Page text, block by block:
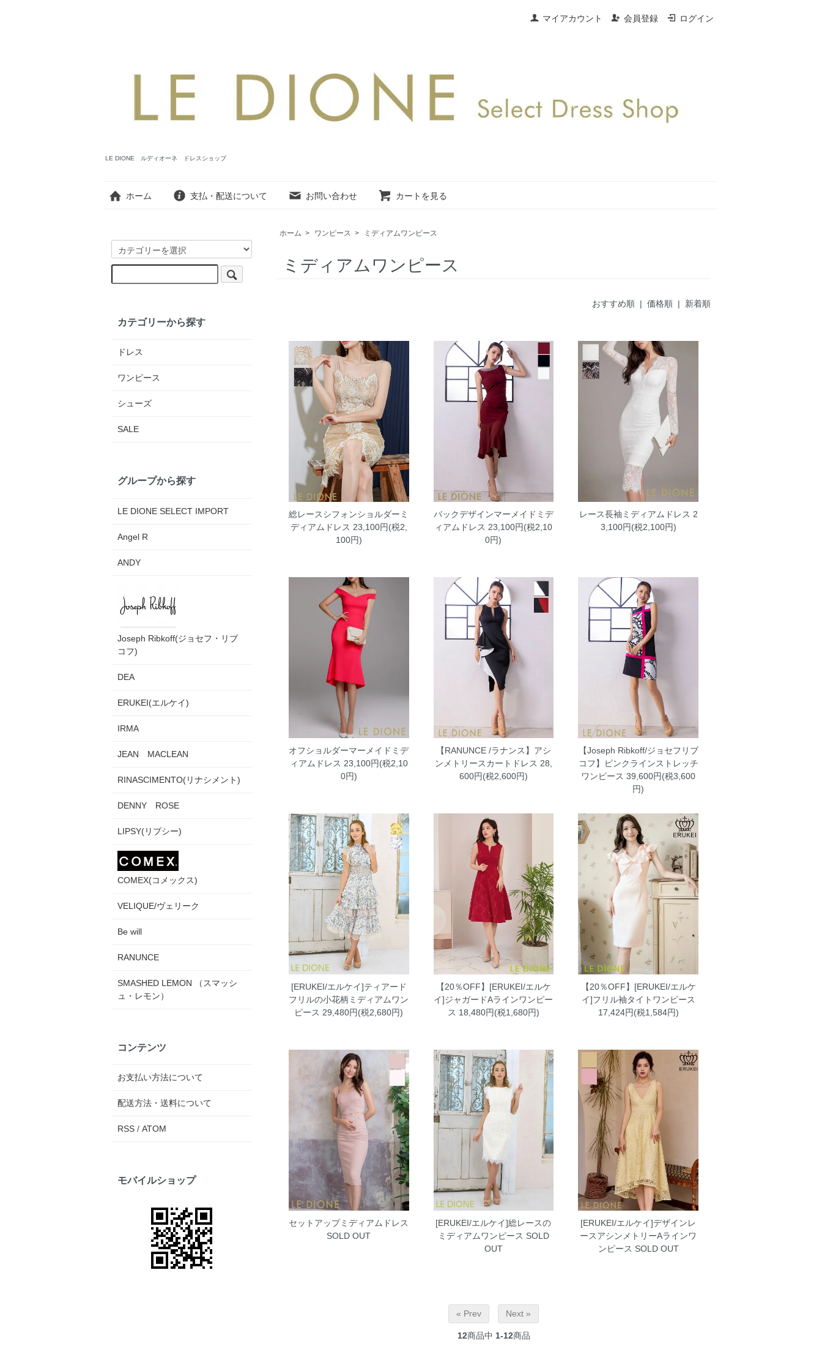
マイアカウント 会員登録 ログイン
LE DIONE ルディオーネ ドレスショップ
ホーム 支払・配送について お問い合わせ カートを見る
ホーム > ワンピース > ミディアムワンピース
ミディアムワンピース
おすすめ順 | 価格順 | 新着順
総レースシフォンショルダーミ
ディアムドレス 23,100円(税2,
100円)
バックデザインマーメイドミデ
ィアムドレス 23,100円(税2,10
0円)
レース長袖ミディアムドレス 2
3,100円(税2,100円)
オフショルダーマーメイドミデ
ィアムドレス 23,100円(税2,10
0円)
【RANUNCE /ラナンス】アシ
ンメトリースカートドレス 28,
600円(税2,600円)
【Joseph Ribkoff/ジョセフリブ
コフ】ピンクラインストレッチ
ワンピース 39,600円(税3,600
円)
[ERUKEI/エルケイ]ティアード
フリルの小花柄ミディアムワン
ピース 29,480円(税2,680円)
【20％OFF】[ERUKEI/エルケ
イ]ジャガードAラインワンピー
ス 18,480円(税1,680円)
【20％OFF】[ERUKEI/エルケ
イ]フリル袖タイトワンピース
17,424円(税1,584円)
セットアップミディアムドレス
SOLD OUT
[ERUKEI/エルケイ]総レースの
ミディアムワンピース SOLD
OUT
[ERUKEI/エルケイ]デザインレ
ースアシンメトリーAラインワ
ンピース SOLD OUT
« Prev Next »
12商品中 1-12商品
カテゴリーから探す
ドレス
ワンピース
シューズ
SALE
グループから探す
LE DIONE SELECT IMPORT
Angel R
ANDY
Joseph Ribkoff(ジョセフ・リブ
コフ)
DEA
ERUKEI(エルケイ)
IRMA
JEAN MACLEAN
RINASCIMENTO(リナシメント)
DENNY ROSE
LIPSY(リプシー)
COMEX(コメックス)
VELIQUE/ヴェリーク
Be will
RANUNCE
SMASHED LEMON （スマッシ
ュ・レモン）
コンテンツ
お支払い方法について
配送方法・送料について
RSS / ATOM
モバイルショップ